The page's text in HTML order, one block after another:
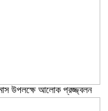
মাস উপলক্ষে আলোক প্রজ্জ্বলন